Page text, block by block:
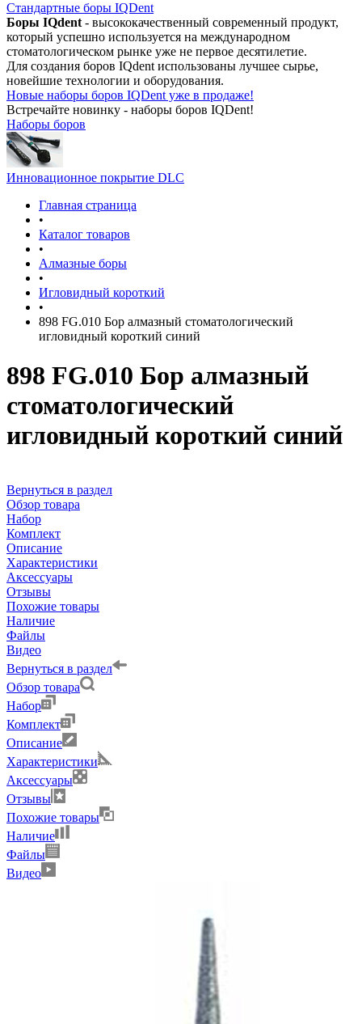
Стандартные боры IQDent
Боры IQdent - высококачественный современный продукт,
который успешно используется на международном
стоматологическом рынке уже не первое десятилетие.
Для создания боров IQdent использованы лучшее сырье,
новейшие технологии и оборудования.
Новые наборы боров IQDent уже в продаже!
Встречайте новинку - наборы боров IQDent!
Наборы боров
Инновационное покрытие DLC
Главная страница
•
Каталог товаров
•
Алмазные боры
•
Игловидный короткий
•
898 FG.010 Бор алмазный стоматологический
игловидный короткий синий
898 FG.010 Бор алмазный
стоматологический
игловидный короткий синий
Вернуться в раздел
Обзор товара
Набор
Комплект
Описание
Характеристики
Аксессуары
Отзывы
Похожие товары
Наличие
Файлы
Видео
Вернуться в раздел
Обзор товара
Набор
Комплект
Описание
Характеристики
Аксессуары
Отзывы
Похожие товары
Наличие
Файлы
Видео